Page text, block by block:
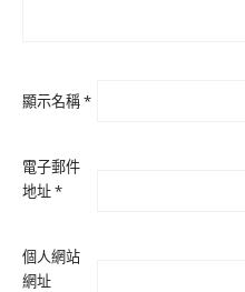
顯示名稱*
電子郵件
地址*
個人網站
網址